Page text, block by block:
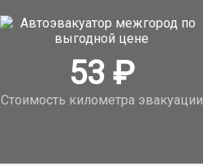
53₽
Стоимость километра эвакуации